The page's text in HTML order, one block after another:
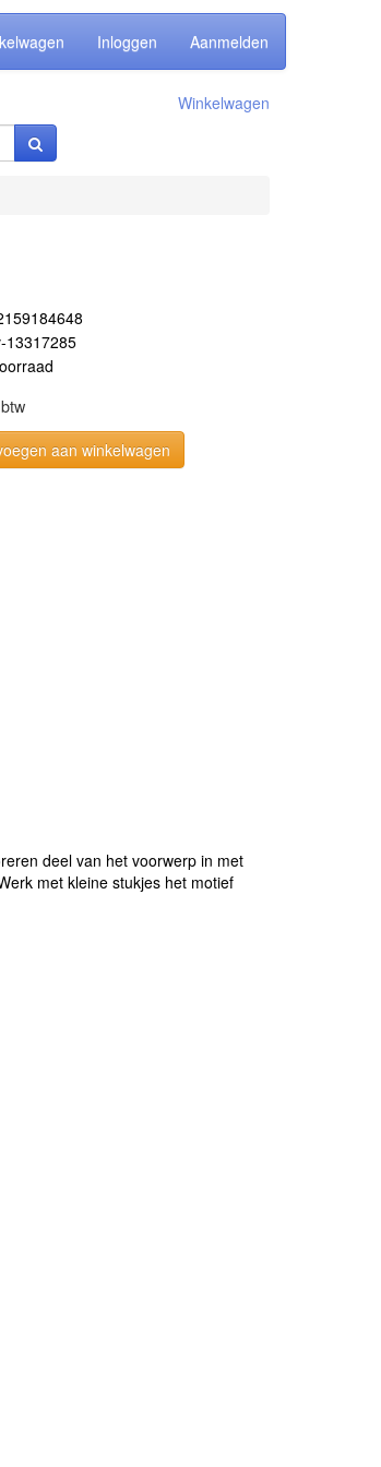
Inloggen Aanmelden
Winkelwagen
13317285
aan winkelwagen
deel van het voorwerp in met
met kleine stukjes het motief